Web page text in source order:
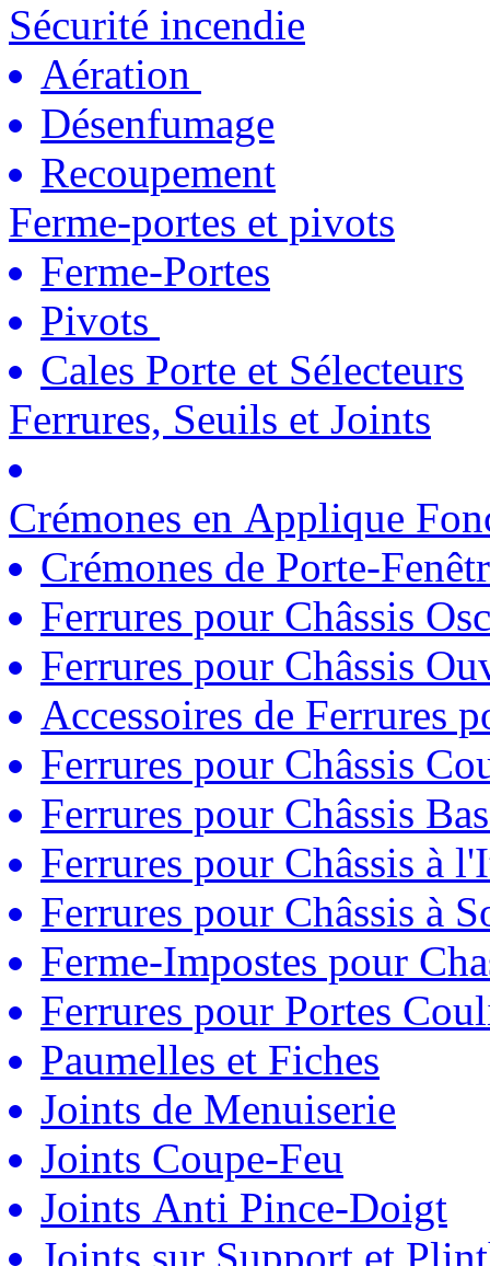
Sécurité incendie
Aération
Désenfumage
Recoupement
Ferme-portes et pivots
Ferme-Portes
Pivots
Cales Porte et Sélecteurs
Ferrures, Seuils et Joints
Crémones en Applique
Crémones de Porte-
Ferrures pour Châssis
Ferrures pour Châssis
Accessoires de Ferrures
Ferrures pour Châssis
Ferrures pour Châssis
Ferrures pour Châssis à
Ferrures pour Châssis à
Ferme-Impostes pour
Ferrures pour Portes
Paumelles et Fiches
Joints de Menuiserie
Joints Coupe-Feu
Joints Anti Pince-Doigt